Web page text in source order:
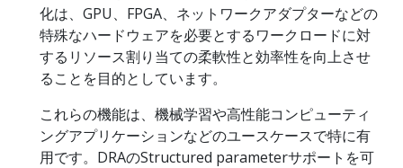
化は、GPU、FPGA、ネットワークアダプターなどの
特殊なハードウェアを必要とするワークロードに対
するリソース割り当ての柔軟性と効率性を向上させ
ることを目的としています。
これらの機能は、機械学習や高性能コンピューティ
ングアプリケーションなどのユースケースで特に有
用です。DRAのStructured parameterサポートを可